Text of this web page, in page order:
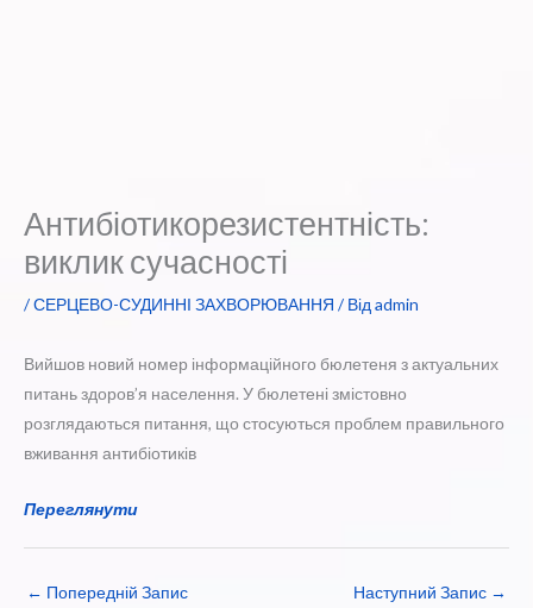
Антибіотикорезистентність:
виклик сучасності
/СЕРЦЕВО-СУДИННІ ЗАХВОРЮВАННЯ / Відadmin
Вийшов новий номер інформаційного бюлетеня з актуальних
питань здоров’я населення. У бюлетені змістовно
розглядаються питання, що стосуються проблем правильного
вживання антибіотиків
Переглянути
← Попередній Запис Наступний Запис →